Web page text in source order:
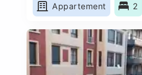
Appartement
2